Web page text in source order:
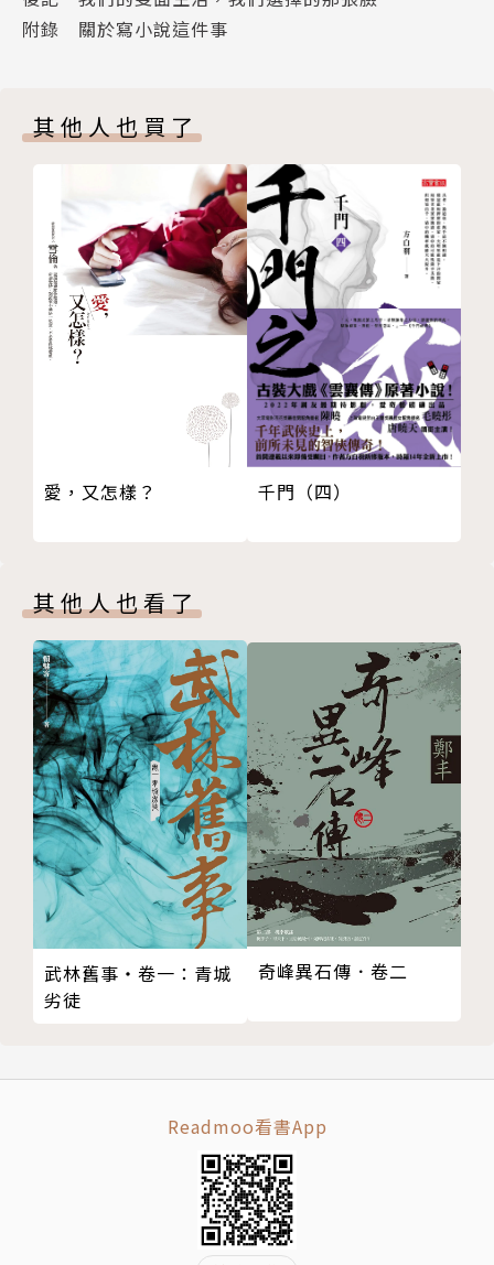
這個我，那個我！都是真實的我
三個城市，六張臉孔，三段因遺棄而遺失的人生……
【如果雙面，可以讓我們好好活下來！】
──我們就像是一張拼圖，每個人見到的我們，說穿了
都只是局部，不可能被完整認識。而我們看見的別人，
亦是如此。
《餐桌的臉》的故事中，所有的人物在命運多舛的安排
中，無論是自願選擇也好，或有著不得不的苦衷也罷，
其實都是這樣過著雙面人生。
他們遺棄了人，或者被遺棄；他們隱藏了情緒，或者是
他們若要好好地活下來，是否就得選擇兩張臉，並在
「變臉」的雙面人生中，去保護自己不被刺傷，去抵抗
悲傷的衝擊呢？
每個人至少有兩張臉。
在他人的面前，你展現的是哪一張臉？
你所摯愛的他，願意讓你看見的，又是哪一張臉？
【書籍裝幀】◎日本知名插畫家木內達朗，跨海合作封
面主視覺
【圖解人物】◎日劇式人物關係表 VS. 角色情緒糾
張維中
學生時代以小説《岸上的心》踏入文壇。主要小說作品
包括《戀愛成就》、《501紅標男孩》、《九層之家》
和《三明治俱樂部》等書。寫小說也寫散文和旅記，近
作有散文《東京模樣》，旅記《日本・三日秘境》、
附錄 關於寫小說這件事
其他人也買了
愛，又怎樣？ 千門（四）
其他人也看了
武林舊事‧卷一：青城
劣徒
奇峰異石傳．卷二
Readmoo看書App